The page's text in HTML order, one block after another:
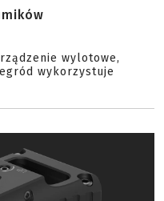
wylotowe,
wykorzystuje